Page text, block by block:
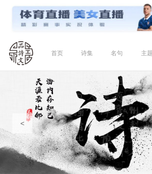
首页 诗集 名句 主题
<